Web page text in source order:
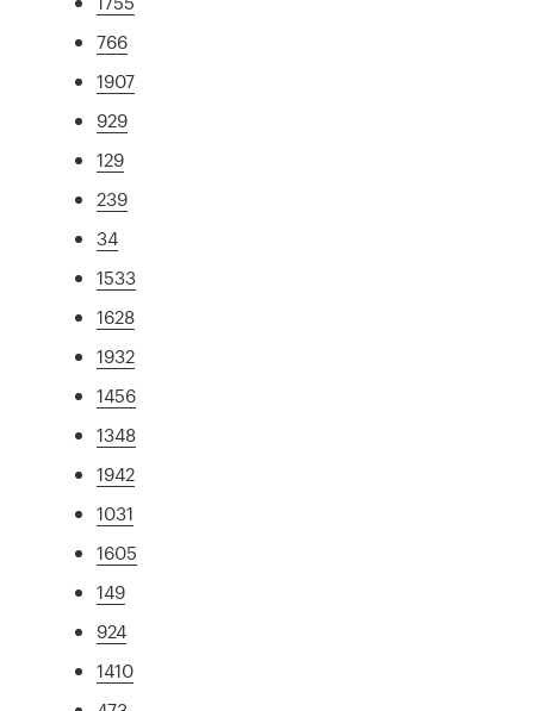
766
1907
929
129
239
34
1533
1628
1932
1456
1348
1942
1031
1605
149
924
1410